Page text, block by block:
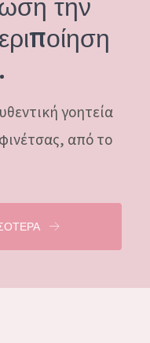
γοητεία
από το